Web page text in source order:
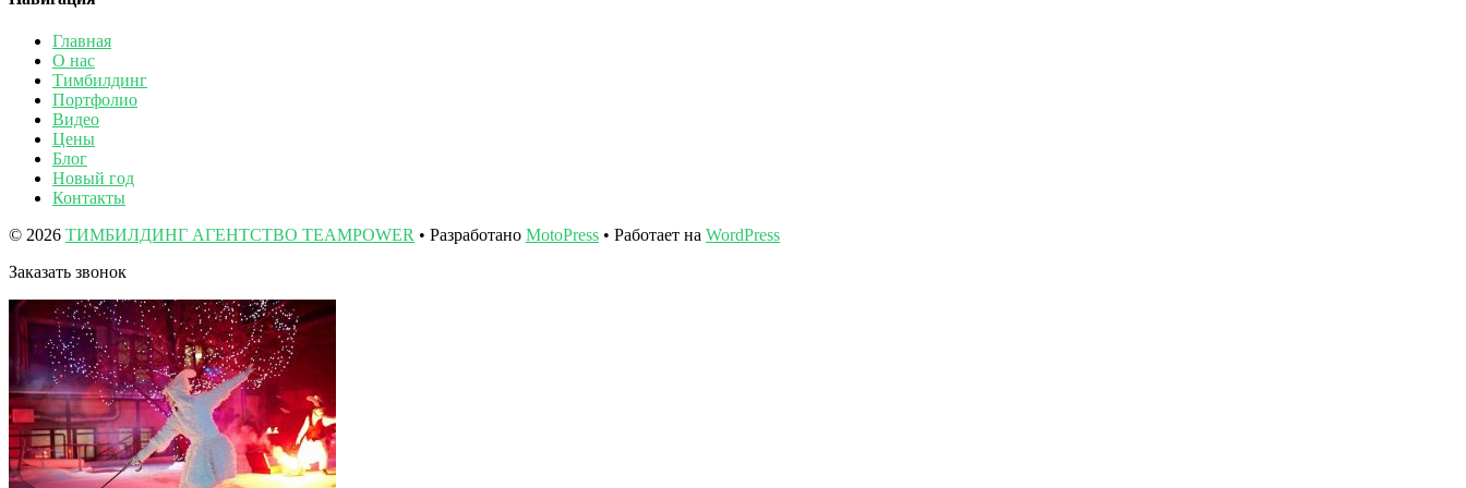
Главная
О нас
Тимбилдинг
Портфолио
Видео
Цены
Блог
Новый год
Контакты
© 2026 ТИМБИЛДИНГ АГЕНТСТВО TEAMPOWER • Разработано MotoPress • Работает на WordPress
Заказать звонок